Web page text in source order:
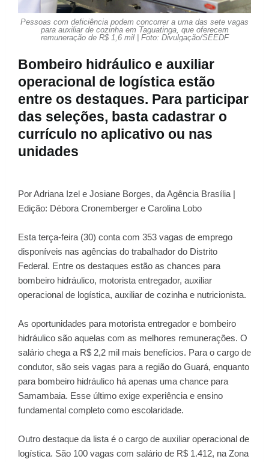
Pessoas com deficiência podem concorrer a uma das sete vagas
para auxiliar de cozinha em Taguatinga, que oferecem
remuneração de R$ 1,6 mil | Foto: Divulgação/SEEDF
Bombeiro hidráulico e auxiliar
operacional de logística estão
entre os destaques. Para participar
das seleções, basta cadastrar o
currículo no aplicativo ou nas
unidades
Por Adriana Izel e Josiane Borges, da Agência Brasília |
Edição: Débora Cronemberger e Carolina Lobo
Esta terça-feira (30) conta com 353 vagas de emprego
disponíveis nas agências do trabalhador do Distrito
Federal. Entre os destaques estão as chances para
bombeiro hidráulico, motorista entregador, auxiliar
operacional de logística, auxiliar de cozinha e nutricionista.
As oportunidades para motorista entregador e bombeiro
hidráulico são aquelas com as melhores remunerações. O
salário chega a R$ 2,2 mil mais benefícios. Para o cargo de
condutor, são seis vagas para a região do Guará, enquanto
para bombeiro hidráulico há apenas uma chance para
Samambaia. Esse último exige experiência e ensino
fundamental completo como escolaridade.
Outro destaque da lista é o cargo de auxiliar operacional de
logística. São 100 vagas com salário de R$ 1.412, na Zona